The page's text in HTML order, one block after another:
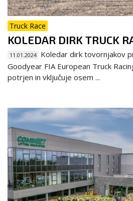
Truck Race
KOLEDAR DIRK TRUCK
11.01.2024 Koledar dirk tovornjakov
Goodyear FIA European Truck
potrjen in vključuje osem ...